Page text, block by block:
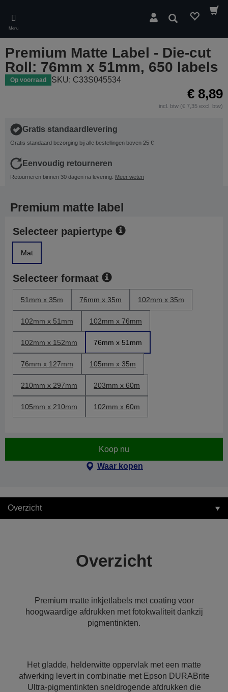
main
content
Menu
Zoeken
Premium Matte Label - Die-cut
Roll: 76mm x 51mm, 650 labels
Op voorraad SKU: C33S045534
€ 8,89
incl. btw (€ 7,35 excl. btw)
Gratis standaardlevering
Gratis standaard bezorging bij alle bestellingen boven 25 €
Eenvoudig retourneren
Retourneren binnen 30 dagen na levering. Meer weten
Premium matte label
Selecteer papiertype
Mat
Selecteer formaat
51mm x 35m 76mm x 35m 102mm x 35m
102mm x 51mm 102mm x 76mm
102mm x 152mm 76mm x 51mm
76mm x 127mm 105mm x 35m
210mm x 297mm 203mm x 60m
105mm x 210mm 102mm x 60m
Koop nu
Waar kopen
Overzicht
Overzicht
Premium matte inkjetlabels met coating voor
hoogwaardige afdrukken met fotokwaliteit dankzij
pigmentinkten.
Het gladde, helderwitte oppervlak met een matte
afwerking levert in combinatie met Epson DURABrite
Ultra-pigmentinkten sneldrogende afdrukken die